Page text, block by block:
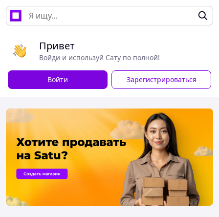
Привет
Войди и используй Сату по полной!
Войти Зарегистрироваться